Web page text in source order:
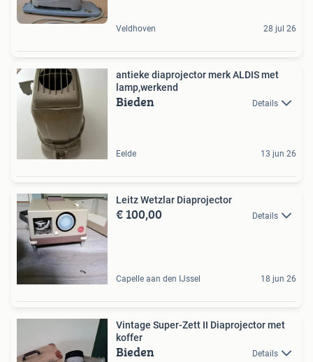
Veldhoven 28 jul 26
antieke diaprojector merk ALDIS met
lamp,werkend
Bieden Details
Eelde 13 jun 26
Leitz Wetzlar Diaprojector
€ 100,00 Details
Capelle aan den IJssel 18 jun 26
Vintage Super-Zett II Diaprojector met
koffer
Bieden Details